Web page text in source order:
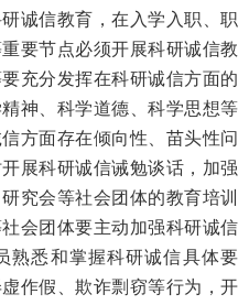
诚信教育，在入学入职、职
要节点必须开展科研诚信教
充分发挥在科研诚信方面的
神、科学道德、科学思想等
方面存在倾向性、苗头性问
展科研诚信诫勉谈话，加强
究会等社会团体的教育培训
会团体要主动加强科研诚信
熟悉和掌握科研诚信具体要
作假、欺诈剽窃等行为，开